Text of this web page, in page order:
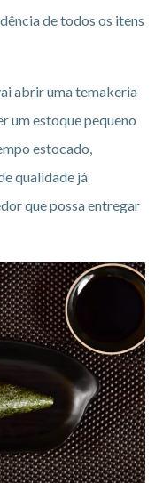
de todos os itens
abrir uma temakeria
um estoque pequeno
estocado,
qualidade já
que possa entregar